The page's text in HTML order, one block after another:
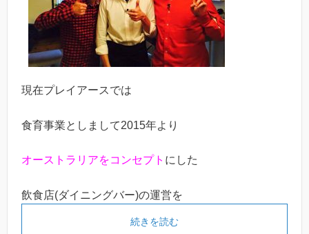
現在プレイアースでは
食育事業としまして2015年より
オーストラリアをコンセプト にした
飲食店(ダイニングバー)の運営を
続きを読む